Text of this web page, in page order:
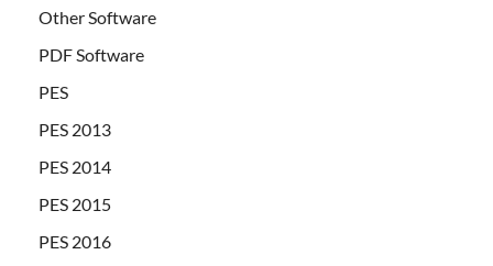
Other Software
PDF Software
PES
PES 2013
PES 2014
PES 2015
PES 2016